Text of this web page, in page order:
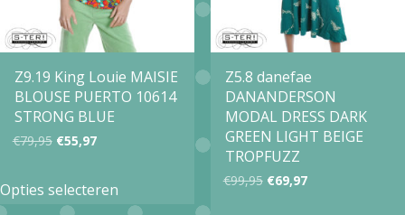
gekozen
worden
op
de
gekozen
worden
de
Z9.19 King Louie MAISIE
BLOUSE PUERTO 10614
STRONG BLUE
€79,95 Oorspronkelijke
was:
€55,97Huidige
is:
Opties selecteren
product
Z5.8 danefae
DANANDERSON
MODAL DRESS DARK
GREEN LIGHT BEIGE
TROPFUZZ
€99,95 Oorspronkelijke
€69,97Huidige